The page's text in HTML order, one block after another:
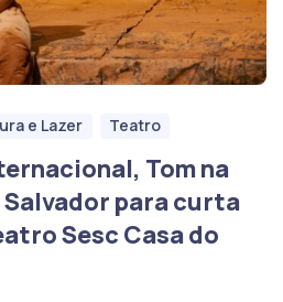
e Lazer Teatro
Tom na
Salvador para curta
Sesc Casa do